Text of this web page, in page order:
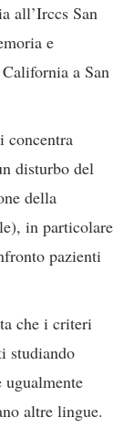
all’Irccs San
e
a San
concentra
disturbo del
della
in particolare
pazienti
che i criteri
studiando
ugualmente
altre lingue.